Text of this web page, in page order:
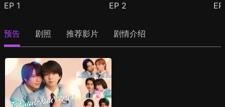
EP 1 EP 2
预告 剧照 推荐影片 剧情介绍